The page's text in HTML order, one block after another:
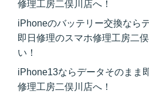
修理工房二俣川店へ！
iPhoneのバッテリー交換なら
即日修理のスマホ修理工房二
い！
iPhone13ならデータそのまま
修理工房二俣川店へ！